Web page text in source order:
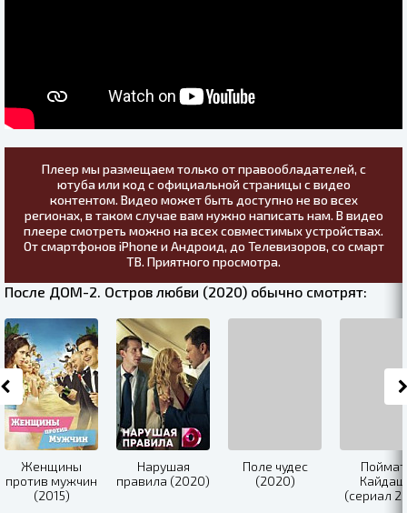
Плеер мы размещаем только от правообладателей, с
ютуба или код с официальной страницы с видео
контентом. Видео может быть доступно не во всех
регионах, в таком случае вам нужно написать нам. В видео
плеере смотреть можно на всех совместимых устройствах.
От смартфонов iPhone и Андроид, до Телевизоров, со смарт
ТВ. Приятного просмотра.
После ДОМ-2. Остров любви (2020) обычно смотрят:
Женщины
против мужчин
(2015)
Нарушая
правила (2020)
Поле чудес
(2020)
(сериал